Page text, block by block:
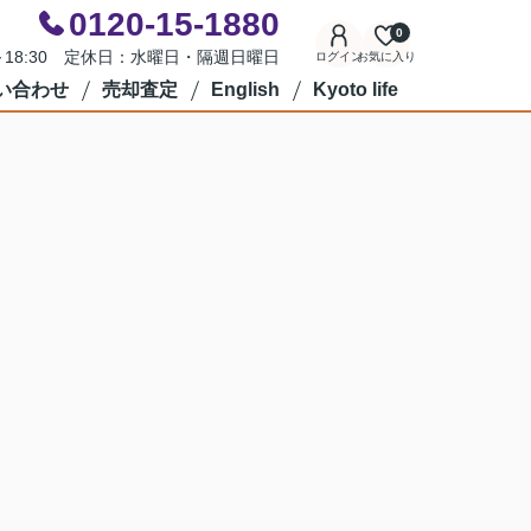
0120-15-1880
18:30 定休日：水曜日・隔週日曜日 ログインお気に入り
0
合わせ 売却査定 English Kyoto life